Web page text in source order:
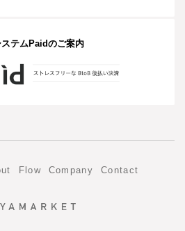
テムPaidのご案内
Flow Company Contact